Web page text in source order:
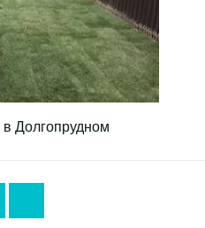
в Долгопрудном